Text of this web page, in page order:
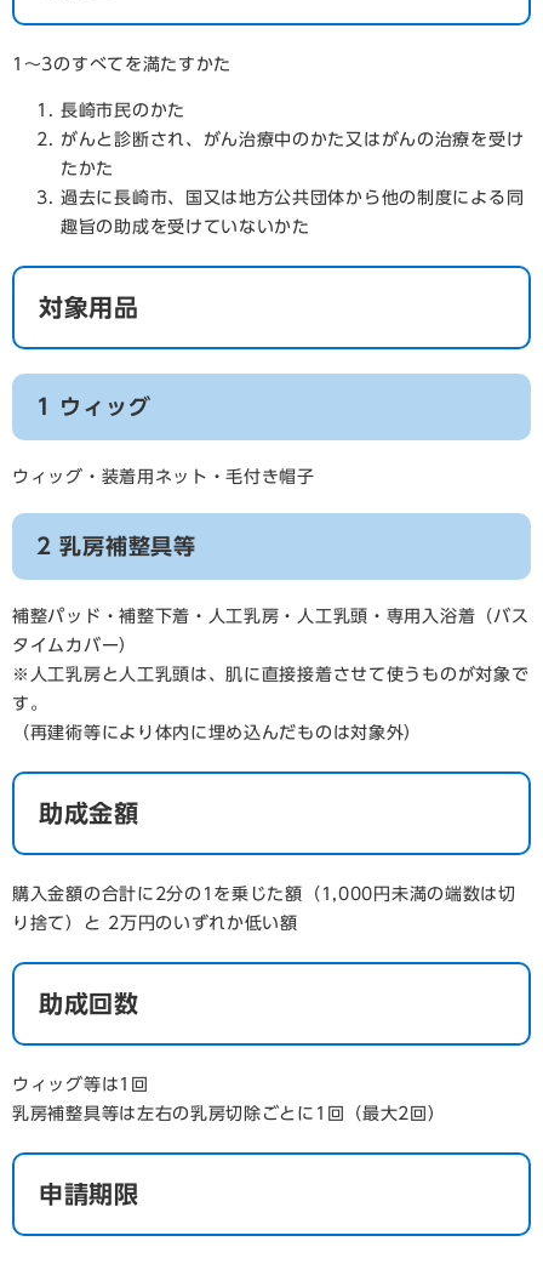
1～3のすべてを満たすかた
長崎市民のかた
がんと診断され、がん治療中のかた又はがんの治療を受け
たかた
過去に長崎市、国又は地方公共団体から他の制度による同
趣旨の助成を受けていないかた
対象用品
1 ウィッグ
ウィッグ・装着用ネット・毛付き帽子
2 乳房補整具等
補整パッド・補整下着・人工乳房・人工乳頭・専用入浴着（バス
タイムカバー）
※人工乳房と人工乳頭は、肌に直接接着させて使うものが対象で
す。
（再建術等により体内に埋め込んだものは対象外）
助成金額
購入金額の合計に2分の1を乗じた額（1,000円未満の端数は切
り捨て）と 2万円のいずれか低い額
助成回数
ウィッグ等は1回
乳房補整具等は左右の乳房切除ごとに1回（最大2回）
申請期限